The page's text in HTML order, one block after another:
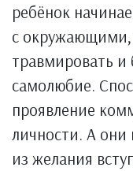
ребёнок
с окружающими,
травмировать и
самолюбие.
проявление
личности. А они
из желания